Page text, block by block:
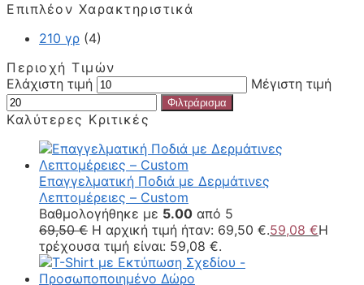
Επιπλέον Χαρακτηριστικά
210 γρ (4)
Περιοχή Τιμών
Ελάχιστη τιμή
Μέγιστη τιμή
Φιλτράρισμα
Καλύτερες Κριτικές
Επαγγελματική Ποδιά με Δερμάτινες
Λεπτομέρειες – Custom
Βαθμολογήθηκε με 5.00 από 5
69,50€ Η αρχική τιμή ήταν: 69,50 €.59,08 €Η
τρέχουσα τιμή είναι: 59,08 €.